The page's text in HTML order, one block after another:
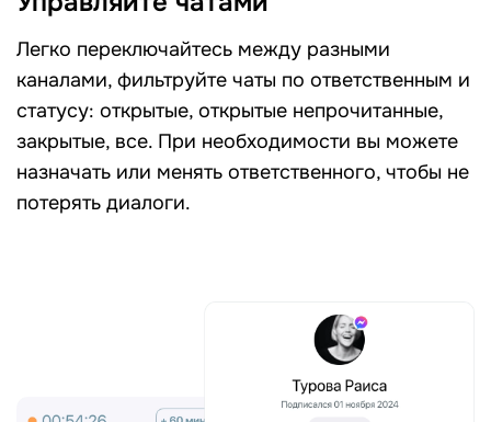
Легко переключайтесь между разными
каналами, фильтруйте чаты по ответственным и
статусу: открытые, открытые непрочитанные,
закрытые, все. При необходимости вы можете
назначать или менять ответственного, чтобы не
потерять диалоги.